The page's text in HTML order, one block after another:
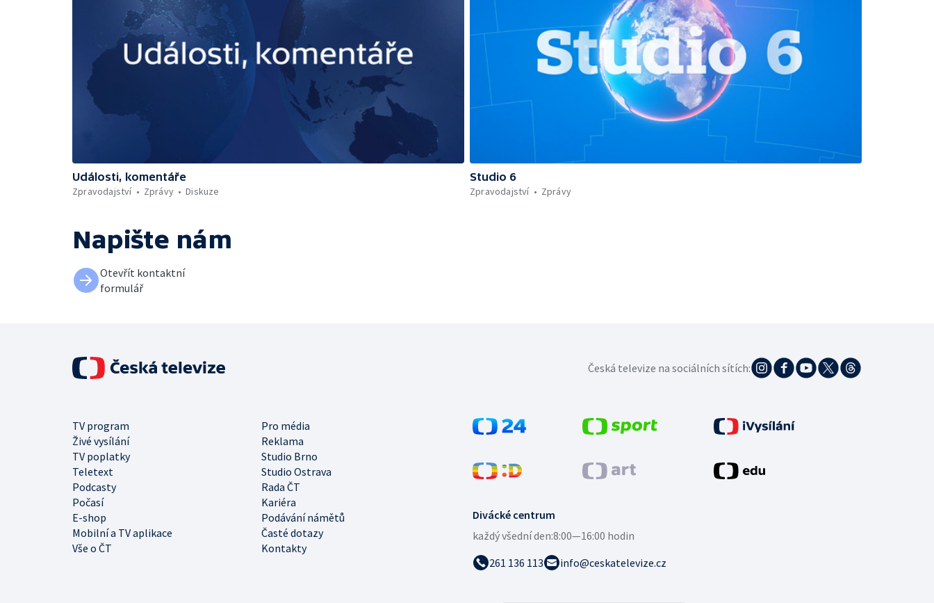
Události, komentáře
Zpravodajství
Zprávy Diskuze
Studio 6
Zpravodajství
Zprávy
Napište nám
Otevřít kontaktní
formulář
Divácké centrum
každý všední den:8:00—16:00 hodin
261 136 113
info@ceskatelevize.cz
TV program
Pro média
Živé vysílání
Reklama
TV poplatky
Studio Brno
Teletext
Studio Ostrava
Podcasty
Rada ČT
Počasí
Kariéra
E-shop
Podávání námětů
Mobilní a TV aplikace
Časté dotazy
Vše o ČT
Kontakty
Česká televize na sociálních sítích: